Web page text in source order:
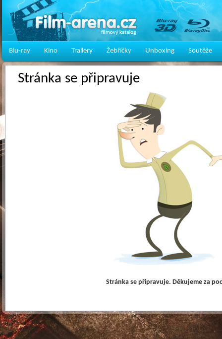
Blu-ray Kino Trailery Žebříčky Unboxing Soutěže
Stránka se připravuje
Stránka se připravuje. Děkujeme za